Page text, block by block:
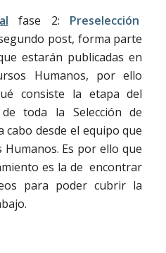
fase 2: Preselección
post, forma parte
estarán publicadas en
Humanos, por ello
consiste la etapa del
toda la Selección de
cabo desde el equipo que
Es por ello que
es la de encontrar
para poder cubrir la